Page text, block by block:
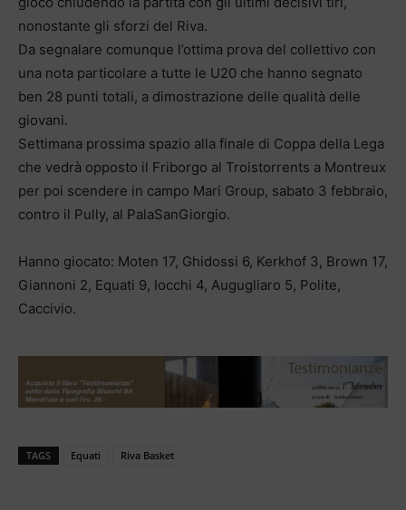
nonostante gli sforzi del Riva.
Da segnalare comunque l’ottima prova del collettivo con
una nota particolare a tutte le U20 che hanno segnato
ben 28 punti totali, a dimostrazione delle qualità delle
giovani.
Settimana prossima spazio alla finale di Coppa della Lega
che vedrà opposto il Friborgo al Troistorrents a Montreux
per poi scendere in campo Mari Group, sabato 3 febbraio,
contro il Pully, al PalaSanGiorgio.
Hanno giocato: Moten 17, Ghidossi 6, Kerkhof 3, Brown 17,
Giannoni 2, Equati 9, Iocchi 4, Augugliaro 5, Polite,
Caccivio.
TAGS Equati Riva Basket